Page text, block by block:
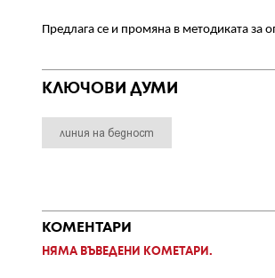
Предлага се и промяна в методиката за
КЛЮЧОВИ ДУМИ
линия на бедност
КОМЕНТАРИ
НЯМА ВЪВЕДЕНИ КОМЕТАРИ.